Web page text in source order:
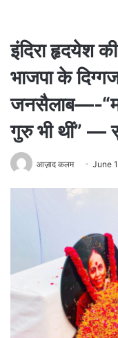
इंदिरा हृदयेश
भाजपा के
जनसैलाब—-“मां
गुरु भी थीं” —
आज़ाद कलम June